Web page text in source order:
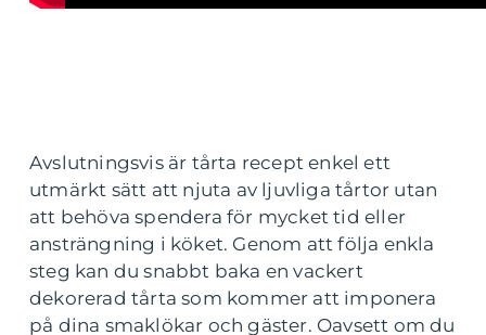
Avslutningsvis är tårta recept enkel ett
utmärkt sätt att njuta av ljuvliga tårtor utan
att behöva spendera för mycket tid eller
ansträngning i köket. Genom att följa enkla
steg kan du snabbt baka en vackert
dekorerad tårta som kommer att imponera
på dina smaklökar och gäster. Oavsett om du